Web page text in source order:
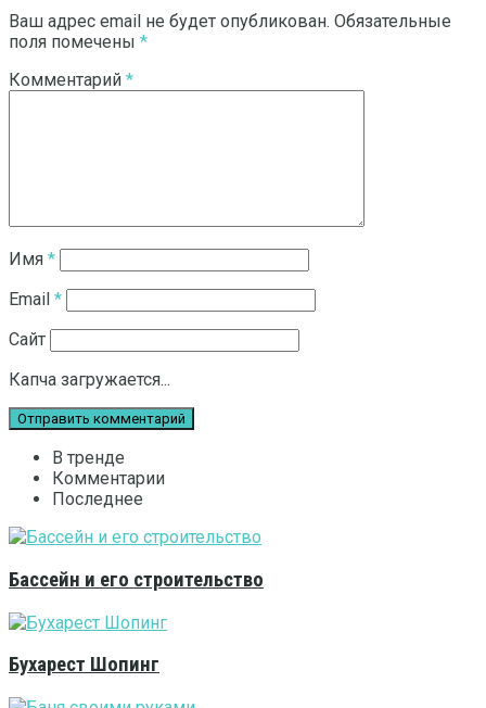
Ваш адрес email не будет опубликован. Обязательные
поля помечены *
Комментарий *
Имя *
Email *
Сайт
Капча загружается...
В тренде
Комментарии
Последнее
Бассейн и его строительство
Бухарест Шопинг